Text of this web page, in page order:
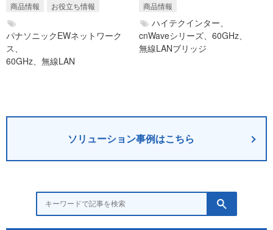
商品情報 お役立ち情報
パナソニックEWネットワーク
ス、
60GHz、 無線LAN
商品情報
ハイテクインター、
cnWaveシリーズ、 60GHz、
無線LANブリッジ
ソリューション事例はこちら